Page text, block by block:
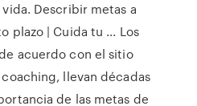
Describir metas a
plazo | Cuida tu ... Los
acuerdo con el sitio
llevan décadas
de las metas de